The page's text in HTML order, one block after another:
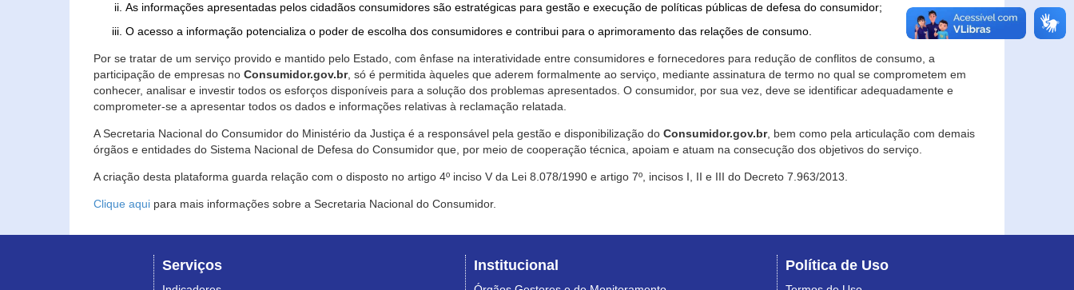
As informações apresentadas pelos cidadãos consumidores são estratégicas para gestão e execução de políticas públicas de defesa do consumidor;
O acesso a informação potencializa o poder de escolha dos consumidores e contribui para o aprimoramento das relações de consumo.
Por se tratar de um serviço provido e mantido pelo Estado, com ênfase na interatividade entre consumidores e fornecedores para redução de conflitos de consumo, a
participação de empresas no Consumidor.gov.br, só é permitida àqueles que aderem formalmente ao serviço, mediante assinatura de termo no qual se comprometem em
conhecer, analisar e investir todos os esforços disponíveis para a solução dos problemas apresentados. O consumidor, por sua vez, deve se identificar adequadamente e
comprometer-se a apresentar todos os dados e informações relativas à reclamação relatada.
A Secretaria Nacional do Consumidor do Ministério da Justiça é a responsável pela gestão e disponibilização do Consumidor.gov.br, bem como pela articulação com demais
órgãos e entidades do Sistema Nacional de Defesa do Consumidor que, por meio de cooperação técnica, apoiam e atuam na consecução dos objetivos do serviço.
A criação desta plataforma guarda relação com o disposto no artigo 4º inciso V da Lei 8.078/1990 e artigo 7º, incisos I, II e III do Decreto 7.963/2013.
Clique aqui para mais informações sobre a Secretaria Nacional do Consumidor.
Serviços Institucional Política de Uso